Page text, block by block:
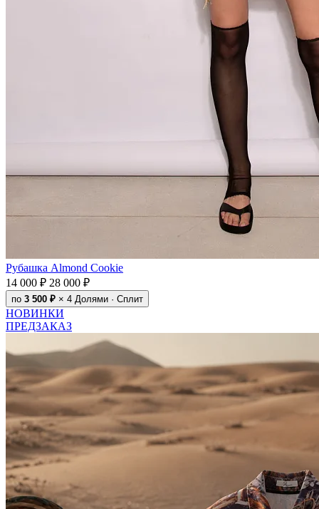
Рубашка Almond Cookie
14 000 ₽ 28 000 ₽
по 3 500 ₽ × 4 Долями · Сплит
НОВИНКИ
ПРЕДЗАКАЗ